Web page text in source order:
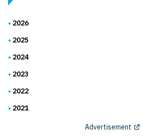
2026
2025
2024
2023
2022
2021
Advertisement